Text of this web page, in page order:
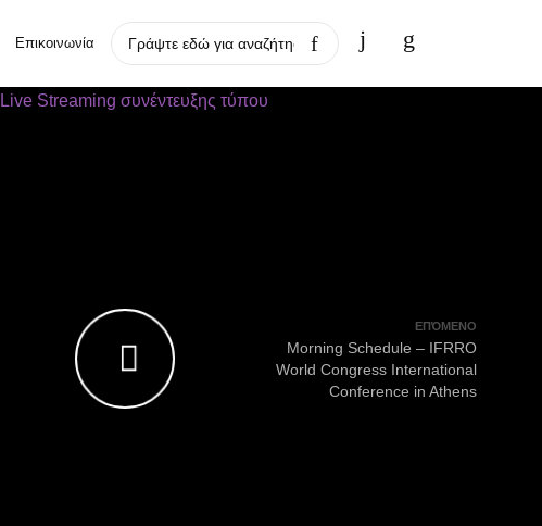
Επικοινωνία
ΕΠΌΜΕΝΟ
Morning Schedule – IFRRO
World Congress International
Conference in Athens